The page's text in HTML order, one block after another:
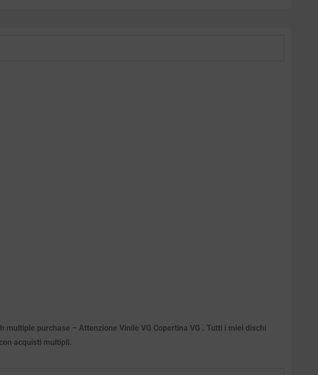
purchase – Attenzione Vinile VG Copertina VG . Tutti i miei dischi
acquisti multipli.